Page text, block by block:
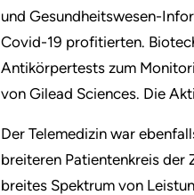
und Gesundheitswesen-
Covid-19 profitierten.
Antikörpertests zum
von Gilead Sciences. Die
Der Telemedizin war
breiteren Patientenkreis der
breites Spektrum von